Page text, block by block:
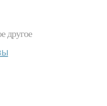
другое